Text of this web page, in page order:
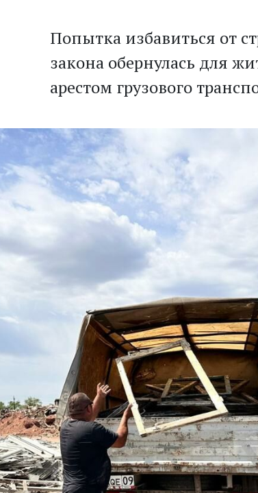
Попытка избавиться от
закона обернулась для
арестом грузового